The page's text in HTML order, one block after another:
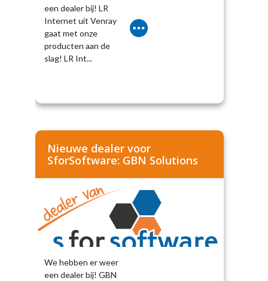
een dealer bij! LR
Internet uit Venray
gaat met onze
producten aan de
slag! LR Int...
Nieuwe dealer voor
SforSoftware: GBN Solutions
We hebben er weer
een dealer bij! GBN